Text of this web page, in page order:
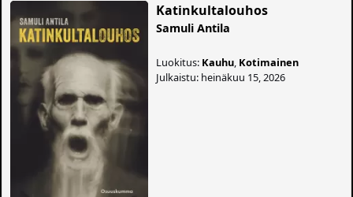
Katinkultalouhos
Samuli Antila
Luokitus: Kauhu Kotimainen
Julkaistu: heinäkuu 15, 2026